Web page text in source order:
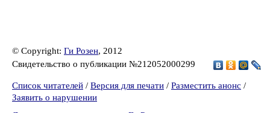
© Copyright: Ги Розен, 2012
Свидетельство о публикации №212052000299
Список читателей / Версия для печати / Разместить анонс /
Заявить о нарушении